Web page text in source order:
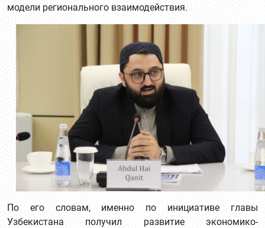
модели регионального взаимодействия.
По его словам, именно по инициативе главы
Узбекистана получил развитие экономико-